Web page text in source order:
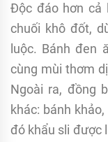
Độc đáo hơn cả
chuối khô đốt,
luộc. Bánh đen
cùng mùi thơm
Ngoài ra, đồng
khác: bánh
đó khẩu sli được